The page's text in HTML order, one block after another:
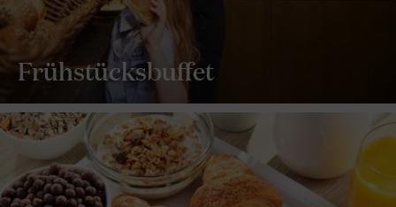
Frühstücksbuffet